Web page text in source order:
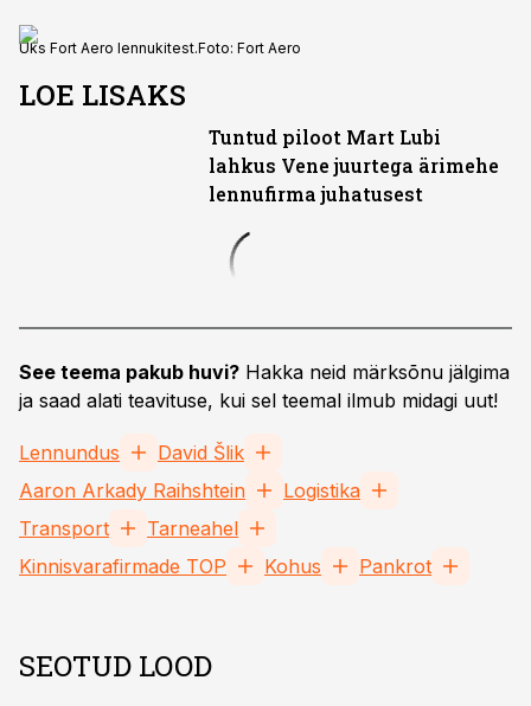
Üks Fort Aero lennukitest.Foto: Fort Aero
LOE LISAKS
Tuntud piloot Mart Lubi
lahkus Vene juurtega ärimehe
lennufirma juhatusest
See teema pakub huvi? Hakka neid märksõnu jälgima
ja saad alati teavituse, kui sel teemal ilmub midagi uut!
Lennundus
David Šlik
Aaron Arkady Raihshtein
Logistika
Transport
Tarneahel
Kinnisvarafirmade TOP
Kohus Pankrot
SEOTUD LOOD